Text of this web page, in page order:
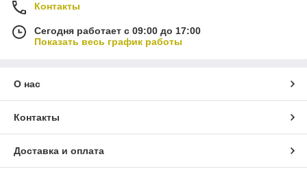
Контакты
Сегодня работает с 09:00 до 17:00
Показать весь график работы
О нас
Контакты
Доставка и оплата